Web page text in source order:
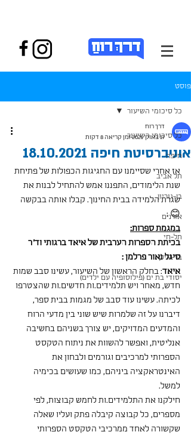
פוסט
כל סיכומי השיעור
חיפה
תל אביב
בן-גוריון
אורנים
תל-חי
בר-אילן
יסודי בת ים (פילוסופיה עם ילדים)
כל סיכומי השיעור
אוניברסיטת חיפה 18.10.2021
דרך רוח
17 באוק׳ 2021
זמן קריאה 8 דקות
אז אחרי שסיימנו עם החגיגות הכפולות של פתיחת
שנת הלימודים, התפננו אמש להתחיל לבנות את
שגרת הלמידה בבית החינוך. קבלו אותה בבקשה
😊 :
במגמת ספרות:
בכיתת הספרות הערבית של איאד ברגותי וד"ר
סיגל נאור פרלמן :
איאד: בחלק הראשון של השיעור, עשינו סבב שמות
חדש, מאחר ויש תלמידים.ות חדשים.ות שהצטרפו
לכיתה. עשינו עוד סבב של מגמות בבית ספר,
דיברנו על זה שלמרות שיש שוני בין מדעי הרוח
והמדעים המדויקים, יש צורך בשניהם בחשיבה
אנליטית, ואפשר להשוות את ניתוח הטקסט
הספרותי למרכיבים וגורמים ולבחון את
האינטראקציה ביניהם, כמו שעושים בכימיה
למשל.
חילקנו את התלמידים.ות לחמש קבוצות, לפי
מספרים, כל קבוצה קיבלה פתק ועליו שאלה
שקשורה לאחד ממרכיבי הטקסט הספרותי